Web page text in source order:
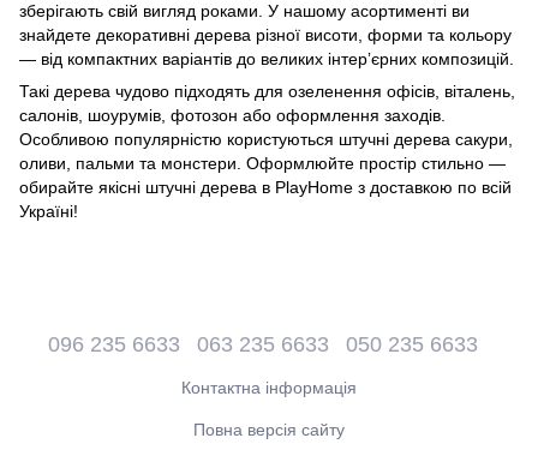
зберігають свій вигляд роками. У нашому асортименті ви
знайдете декоративні дерева різної висоти, форми та кольору
— від компактних варіантів до великих інтерʼєрних композицій.
Такі дерева чудово підходять для озеленення офісів, віталень,
салонів, шоурумів, фотозон або оформлення заходів.
Особливою популярністю користуються штучні дерева сакури,
оливи, пальми та монстери. Оформлюйте простір стильно —
обирайте якісні штучні дерева в PlayHome з доставкою по всій
Україні!
096 235 6633 063 235 6633 050 235 6633
Контактна інформація
Повна версія сайту